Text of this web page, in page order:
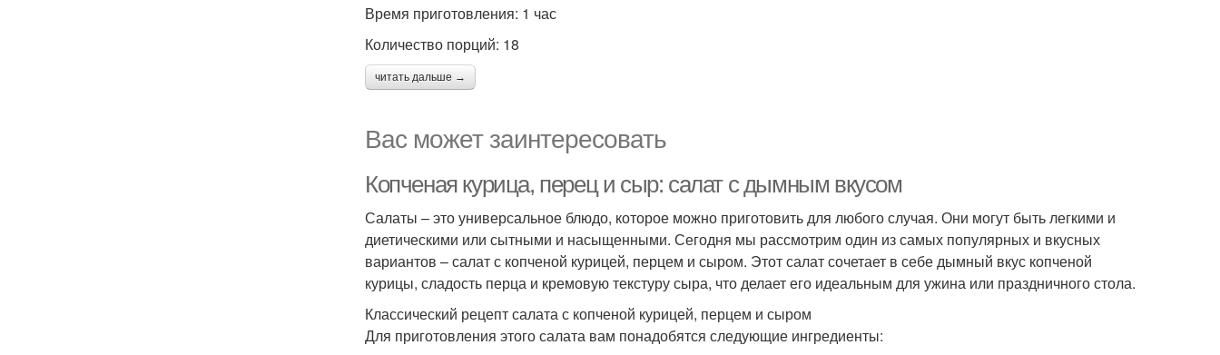
Время приготовления: 1 час
Количество порций: 18
читать дальше →
Вас может заинтересовать
Копченая курица, перец и сыр: салат с дымным вкусом
Салаты – это универсальное блюдо, которое можно приготовить для любого случая. Они могут быть легкими и
диетическими или сытными и насыщенными. Сегодня мы рассмотрим один из самых популярных и вкусных
вариантов – салат с копченой курицей, перцем и сыром. Этот салат сочетает в себе дымный вкус копченой
курицы, сладость перца и кремовую текстуру сыра, что делает его идеальным для ужина или праздничного стола.
Классический рецепт салата с копченой курицей, перцем и сыром
Для приготовления этого салата вам понадобятся следующие ингредиенты: